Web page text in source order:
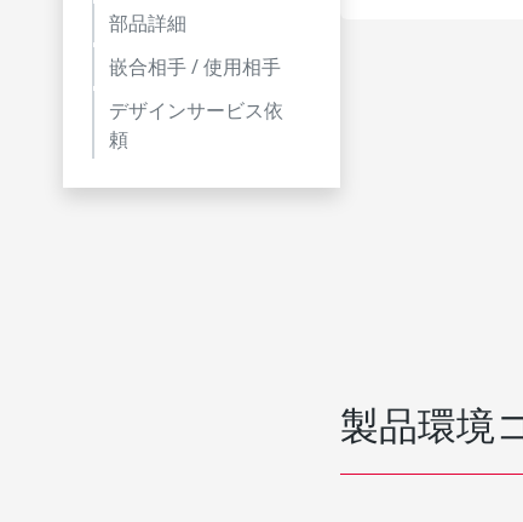
部品詳細
嵌合相手 / 使用相手
デザインサービス依
頼
製品環境